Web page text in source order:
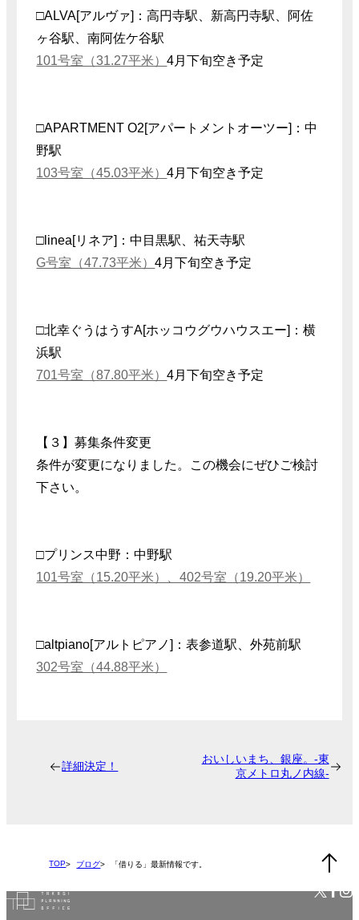
□ALVA[アルヴァ]：高円寺駅、新高円寺駅、阿佐
ヶ谷駅、南阿佐ケ谷駅
101号室（31.27平米）4月下旬空き予定
□APARTMENT O2[アパートメントオーツー]：中
野駅
103号室（45.03平米）4月下旬空き予定
□linea[リネア]：中目黒駅、祐天寺駅
G号室（47.73平米）4月下旬空き予定
□北幸ぐうはうすA[ホッコウグウハウスエー]：横
浜駅
701号室（87.80平米）4月下旬空き予定
【３】募集条件変更
条件が変更になりました。この機会にぜひご検討
下さい。
□プリンス中野：中野駅
101号室（15.20平米）、402号室（19.20平米）
□altpiano[アルトピアノ]：表参道駅、外苑前駅
302号室（44.88平米）
詳細決定！
おいしいまち、銀座。-東
京メトロ丸ノ内線-
TOP ブログ 「借りる」最新情報です。